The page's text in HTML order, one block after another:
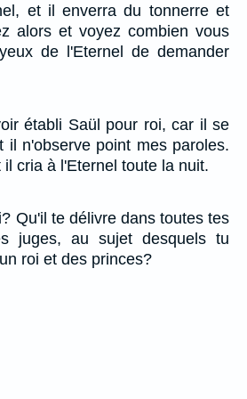
et il enverra du tonnerre et
alors et voyez combien vous
de l'Eternel de demander
établi Saül pour roi, car il se
il n'observe point mes paroles.
cria à l'Eternel toute la nuit.
Qu'il te délivre dans toutes tes
juges, au sujet desquels tu
roi et des princes?